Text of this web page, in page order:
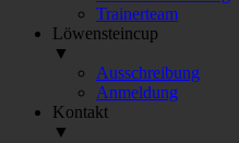
Trainerteam
Löwensteincup
▼
Ausschreibung
Anmeldung
Kontakt
▼